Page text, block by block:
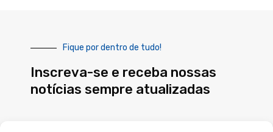
Fique por dentro de tudo!
Inscreva-se e receba nossas
notícias sempre atualizadas